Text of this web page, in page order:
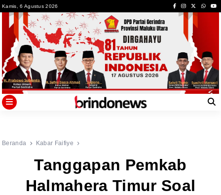
toKamis, 6 Agustus 2026
Beranda Kabar Faifiye
Tanggapan Pemkab
Halmahera Timur Soal